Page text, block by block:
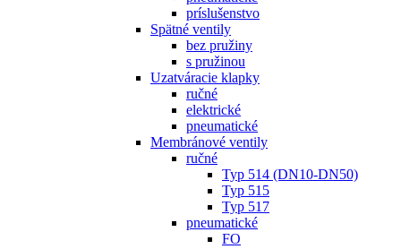
príslušenstvo
Spätné ventily
bez pružiny
s pružinou
Uzatváracie klapky
ručné
elektrické
pneumatické
Membránové ventily
ručné
Typ 514 (DN10-DN50)
Typ 515
Typ 517
pneumatické
FO